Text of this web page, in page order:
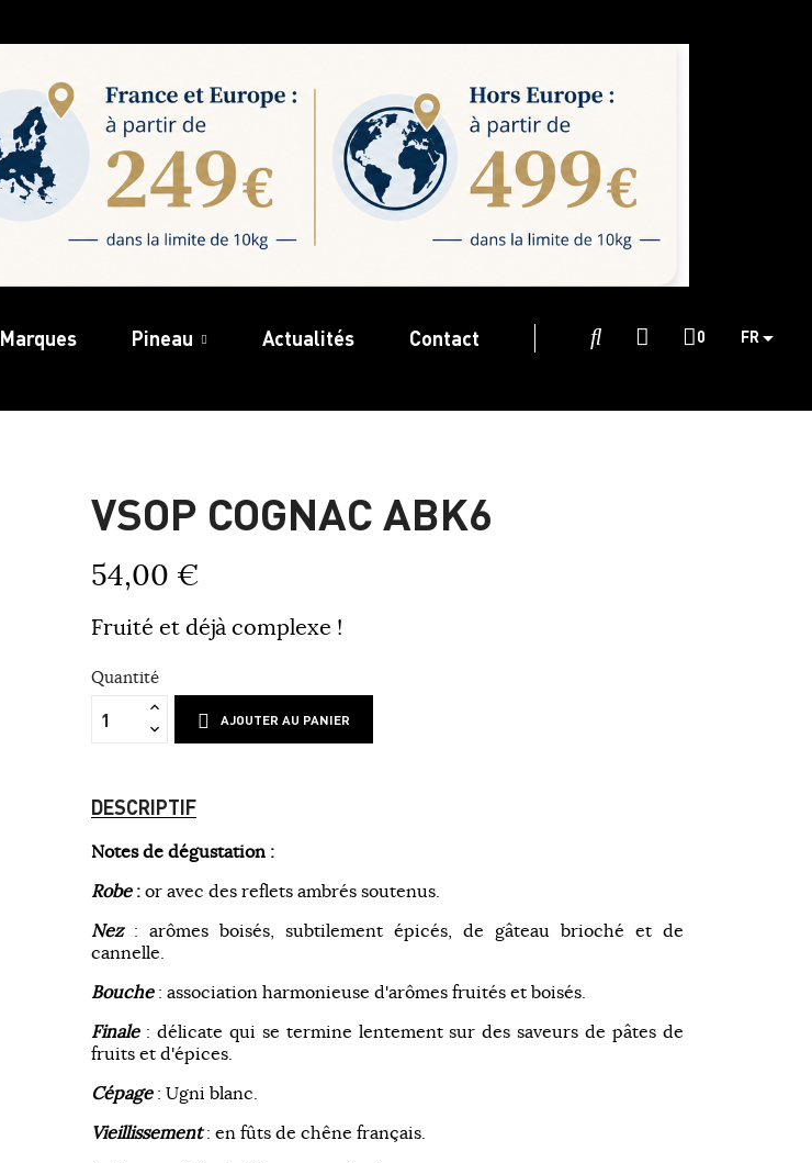
Marques Pineau Actualités Contact 0 FR
VSOP COGNAC ABK6
54,00 €
Fruité et déjà complexe !
Quantité
AJOUTER AU PANIER
DESCRIPTIF
Notes de dégustation :
Robe: or avec des reflets ambrés soutenus.
Nez: arômes boisés, subtilement épicés, de gâteau brioché et de
cannelle.
Bouche: association harmonieuse d'arômes fruités et boisés.
Finale: délicate qui se termine lentement sur des saveurs de pâtes de
fruits et d'épices.
Cépage: Ugni blanc.
Vieillissement: en fûts de chêne français.